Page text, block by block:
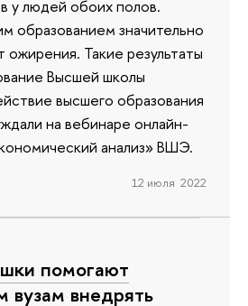
у людей обоих полов.
образованием значительно
Такие результаты
Высшей школы
высшего образования
на вебинаре онлайн-
анализ» ВШЭ.
12 июля 2022
помогают
вузам внедрять